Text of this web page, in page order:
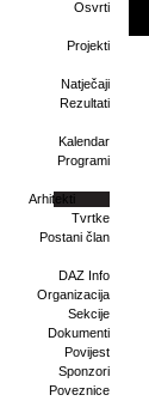
Osvrti
Projekti
Natječaji
Rezultati
Kalendar
Programi
Arhitekti
Tvrtke
Postani član
DAZ Info
Organizacija
Sekcije
Dokumenti
Povijest
Sponzori
Poveznice